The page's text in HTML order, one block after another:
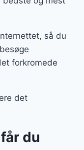
så du
forkromede
det
du